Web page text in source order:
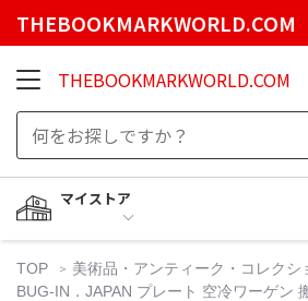
THEBOOKMARKWORLD.COM
THEBOOKMARKWORLD.COM
マイストア
TOP 美術品・アンティーク・コレクシ
BUG-IN．JAPAN プレート 空冷ワーゲン